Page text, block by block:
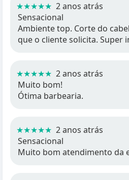
★★★★★ 2 anos atrás
Sensacional
Ambiente top. Corte do
que o cliente solicita. Super
★★★★★ 2 anos atrás
Muito bom!
Ótima barbearia.
★★★★★ 2 anos atrás
Sensacional
Muito bom atendimento da